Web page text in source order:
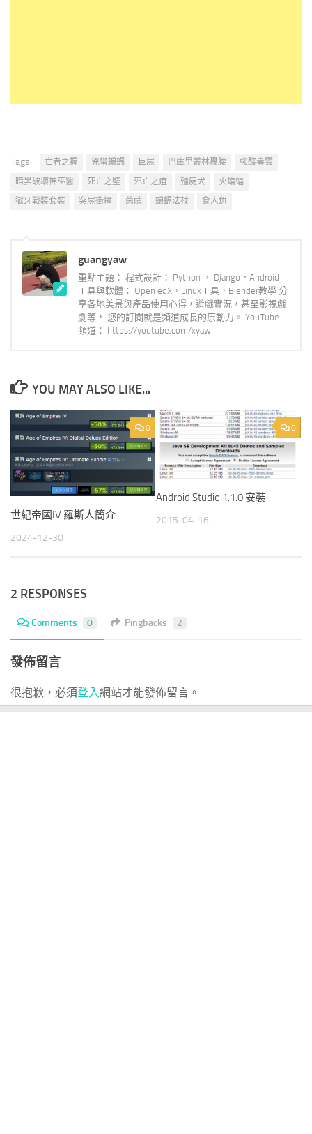
Tags: 亡者之握 兇蠻蝙蝠 巨屍 巴庫里叢林裹腰
強酸毒雲
暗黑破壞神巫醫
死亡之壁 死亡之疽 殭屍犬
火蝙蝠
獄牙戰裝套裝
突屍衝撞 茵蔯 蝙蝠法杖 食人魚
guangyaw
重點主題： 程式設計： Python ， Django，Android
工具與軟體： Open edX，Linux工具，Blender教學 分
享各地美景與產品使用心得，遊戲實況，甚至影視戲
劇等， 您的訂閱就是頻道成長的原動力。 YouTube
頻道： https://youtube.com/xyawli
YOU MAY ALSO LIKE...
0
世紀帝國IV 羅斯人簡介
2024-12-30
0
Android Studio 1.1.0 安裝
2015-04-16
2 RESPONSES
Comments 0 Pingbacks 2
發佈留言
很抱歉，必須登入網站才能發佈留言。